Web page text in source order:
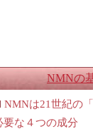
NMNの
NMNは21世紀の「
な４つの成分